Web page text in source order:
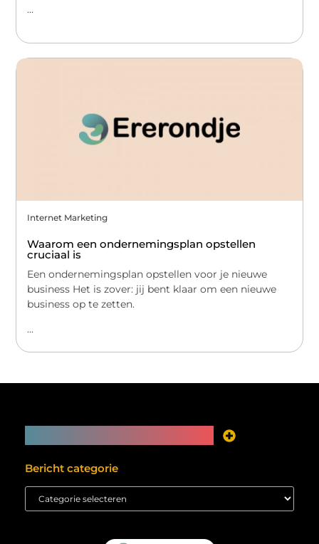
...
Internet Marketing
Waarom een ondernemingsplan opstellen
cruciaal is
Een ondernemingsplan opstellen voor je nieuwe
business Het is zover: jij bent klaar om een nieuwe
business op te zetten.
...
Bericht categorie